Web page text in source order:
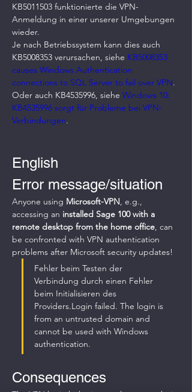
KB5011503 funktionierte die VPN-
Anmeldung in einer unserer Umgebungen
wieder.
Je nach Betriebssystem kann dies auch
KB5008353 verursachen, siehe KB5008353
causes Windows Authentication
connections to SQL Server to fail over VPN.
Oder auch KB4535996, siehe Windows 10:
KB4535996 sorgt für Probleme bei VPN-
Verbindungen.
English
Error message/situation
Anyone using Microsoft-VPN, e.g.,
accessing an installed Sage 100 with a
remote desktop from the home office, can
be confronted with VPN authentication
problems after Microsoft security updates!
Fehler beim Testen der
Verbindung durch einen Fehler
beim Initialisieren des
Providers.Login failed. The login is
from an untrusted domain and
cannot be used with Windows
authentication.
Consequences